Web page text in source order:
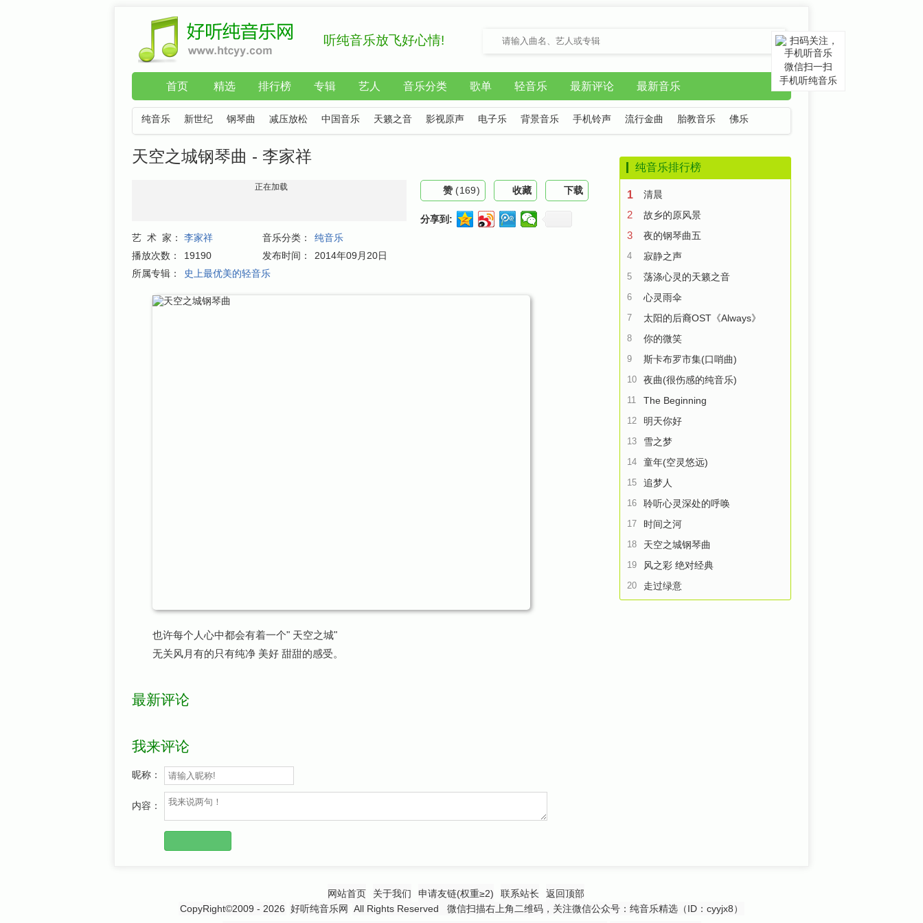
听纯音乐放飞好心情!
首页 精选 排行榜 专辑 艺人 音乐分类 歌单 轻音乐 最新评论 最新音乐
纯音乐 新世纪 钢琴曲 减压放松 中国音乐 天籁之音 影视原声 电子乐 背景音乐 手机铃声 流行金曲 胎教音乐 佛乐
天空之城钢琴曲 - 李家祥
正在加载
艺 术 家： 李家祥 音乐分类：
纯音乐
播放次数：
19190 发布时间：
2014年09月20日
所属专辑：
史上最优美的轻音乐
赞 (169) 收藏 下载
分享到:
也许每个人心中都会有着一个" 天空之城"
无关风月有的只有纯净 美好 甜甜的感受。
最新评论
我来评论
昵称：
内容：
纯音乐排行榜
1 清晨
2 故乡的原风景
3 夜的钢琴曲五
4 寂静之声
5 荡涤心灵的天籁之音
6 心灵雨伞
7 太阳的后裔OST《Always》
8 你的微笑
9 斯卡布罗市集(口哨曲)
10 夜曲(很伤感的纯音乐)
11 The Beginning
12 明天你好
13 雪之梦
14 童年(空灵悠远)
15 追梦人
16 聆听心灵深处的呼唤
17 时间之河
18 天空之城钢琴曲
19 风之彩 绝对经典
20 走过绿意
网站首页 关于我们 申请友链(权重≥2) 联系站长
返回顶部
CopyRight©2009 - 2026 好听纯音乐网
All Rights Reserved 微信扫描右上角二维码，关注微信公众号：纯音乐精选（ID：cyyjx8）
微信扫一扫
手机听纯音乐